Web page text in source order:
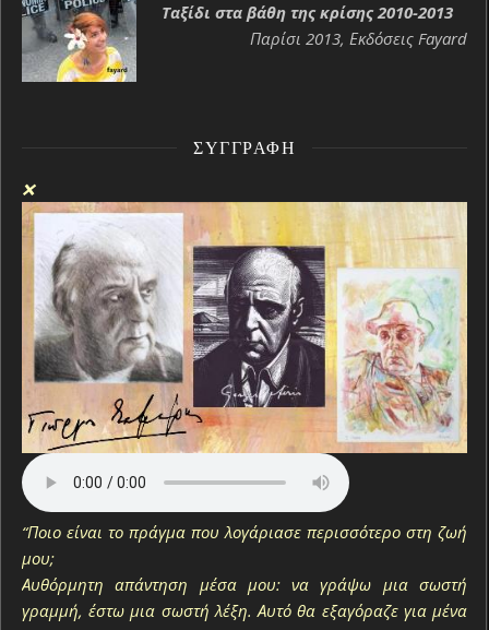
Ταξίδι στα βάθη της κρίσης 2010-2013
Παρίσι 2013, Εκδόσεις Fayard
ΣΥΓΓΡΑΦΉ
❌
“Ποιο είναι το πράγμα που λογάριασε περισσότερο στη ζωή
μου;
Αυθόρμητη απάντηση μέσα μου: να γράψω μια σωστή
γραμμή, έστω μια σωστή λέξη. Αυτό θα εξαγόραζε για μένα